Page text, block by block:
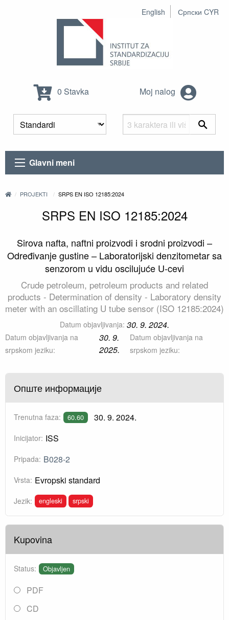
English Српски CYR
0 Stavka Moj nalog
Glavni meni
PROJEKTI SRPS EN ISO 12185:2024
SRPS EN ISO 12185:2024
Sirova nafta, naftni proizvodi i srodni proizvodi –
Određivanje gustine – Laboratorijski denzitometar sa
senzorom u vidu oscilujuće U-cevi
Crude petroleum, petroleum products and related
products - Determination of density - Laboratory density
meter with an oscillating U tube sensor (ISO 12185:2024)
Datum objavljivanja: 30. 9. 2024.
Datum objavljivanja na
srpskom jeziku:
30. 9.
2025.
Datum objavljivanja na
srpskom jeziku:
Опште информације
Trenutna faza: 60.60 30. 9. 2024.
Inicijator: ISS
Pripada: B028-2
Vrsta: Evropski standard
Jezik: engleski srpski
Kupovina
Status: Objavljen
PDF
CD